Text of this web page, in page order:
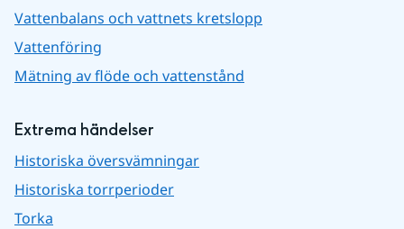
Vattenbalans och vattnets kretslopp
Vattenföring
Mätning av flöde och vattenstånd
Extrema händelser
Historiska översvämningar
Historiska torrperioder
Torka